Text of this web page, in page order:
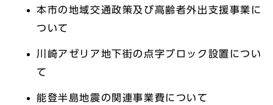
本市の地域交通政策及び高齢者外出支援事業に
ついて
川崎アゼリア地下街の点字ブロック設置につい
て
能登半島地震の関連事業費について